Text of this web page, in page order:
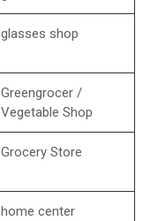
glasses shop
Greengrocer /
Vegetable Shop
Grocery Store
home center